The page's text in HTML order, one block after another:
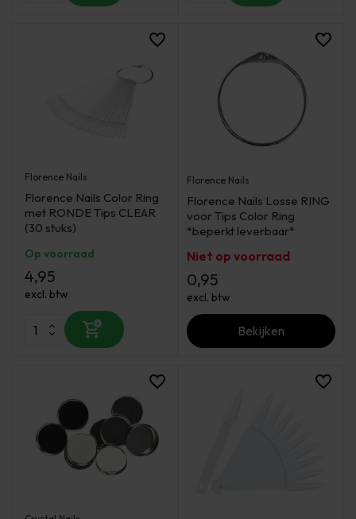
Florence Nails
Florence Nails Color Ring
met RONDE Tips CLEAR
(30 stuks)
Op voorraad
4,95
excl. btw
Florence Nails
Florence Nails Losse RING
voor Tips Color Ring
*beperkt leverbaar*
Niet op voorraad
0,95
excl. btw
Bekijken